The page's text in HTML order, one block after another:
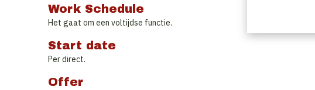
Work Schedule
Het gaat om een voltijdse functie.
Start date
Per direct.
Offer